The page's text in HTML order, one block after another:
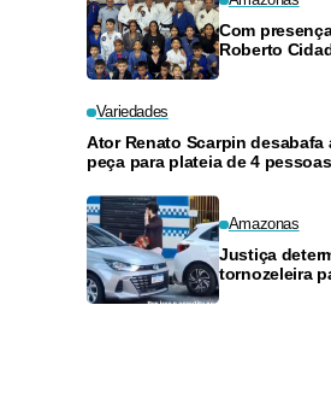
Com
Roberto
Variedades
Ator Renato Scarpin desabafa
peça para plateia de 4 pessoas
Amazonas
Justiça
tornozeleira